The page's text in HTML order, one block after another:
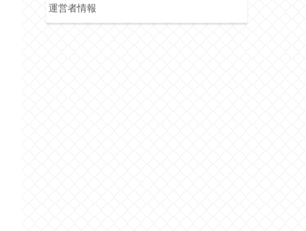
運営者情報